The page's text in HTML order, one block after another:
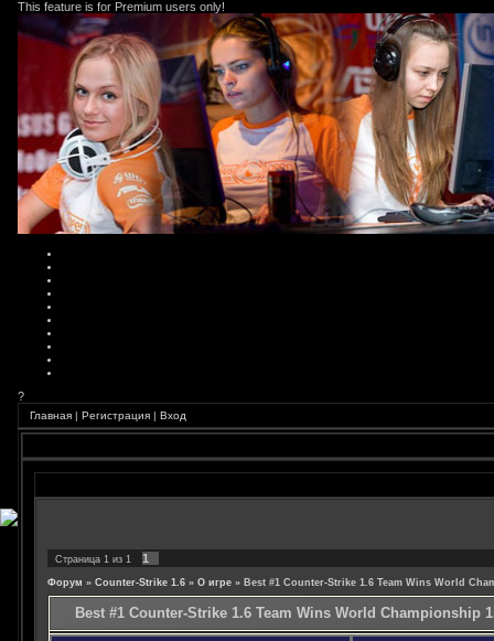
This feature is for Premium users only!
?
Главная | Регистрация | Вход
Страница 1 из 1 1
Форум » Counter-Strike 1.6 » О игре » Best #1 Counter-Strike 1.6 Team Wins World
Best #1 Counter-Strike 1.6 Team Wins World Championship